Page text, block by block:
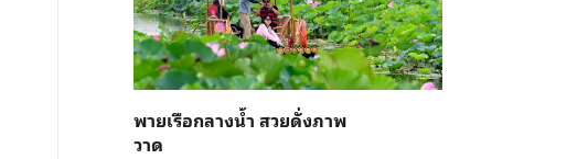
พายเรือกลางน้ำ สวยดั่งภาพ
วาด